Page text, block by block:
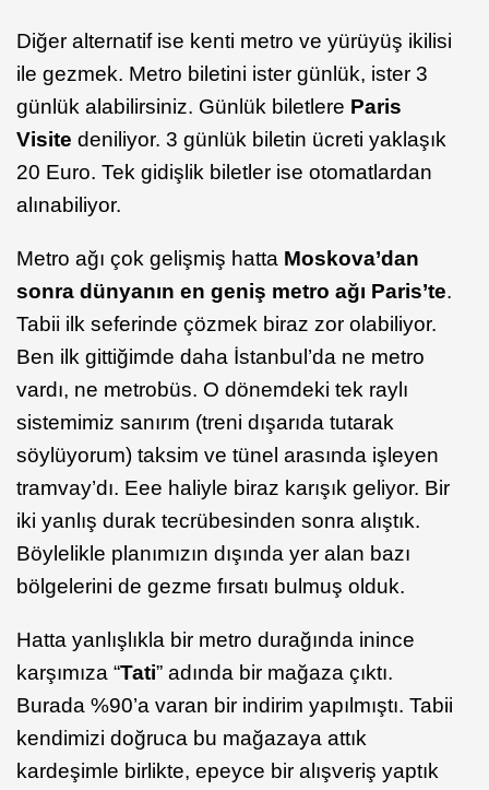
Diğer alternatif ise kenti metro ve yürüyüş ikilisi
ile gezmek. Metro biletini ister günlük, ister 3
günlük alabilirsiniz. Günlük biletlere Paris
Visite deniliyor. 3 günlük biletin ücreti yaklaşık
20 Euro. Tek gidişlik biletler ise otomatlardan
alınabiliyor.
Metro ağı çok gelişmiş hatta Moskova’dan
sonra dünyanın en geniş metro ağı Paris’te.
Tabii ilk seferinde çözmek biraz zor olabiliyor.
Ben ilk gittiğimde daha İstanbul’da ne metro
vardı, ne metrobüs. O dönemdeki tek raylı
sistemimiz sanırım (treni dışarıda tutarak
söylüyorum) taksim ve tünel arasında işleyen
tramvay’dı. Eee haliyle biraz karışık geliyor. Bir
iki yanlış durak tecrübesinden sonra alıştık.
Böylelikle planımızın dışında yer alan bazı
bölgelerini de gezme fırsatı bulmuş olduk.
Hatta yanlışlıkla bir metro durağında inince
karşımıza “Tati” adında bir mağaza çıktı.
Burada %90’a varan bir indirim yapılmıştı. Tabii
kendimizi doğruca bu mağazaya attık
kardeşimle birlikte, epeyce bir alışveriş yaptık